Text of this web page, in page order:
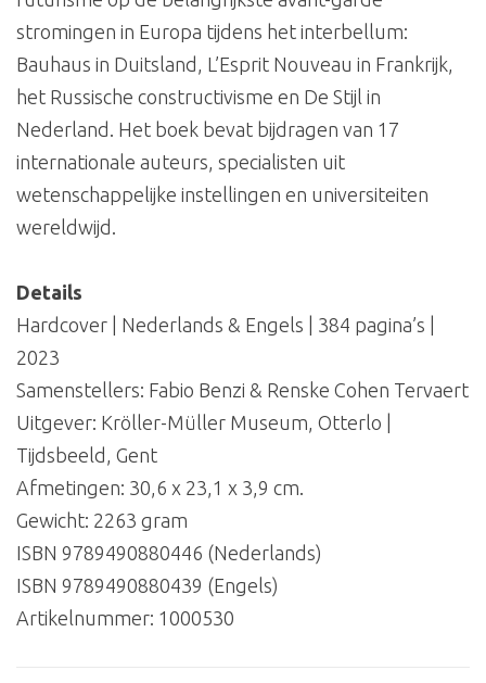
stromingen in Europa tijdens het interbellum:
Bauhaus in Duitsland, L’Esprit Nouveau in Frankrijk,
het Russische constructivisme en De Stijl in
Nederland. Het boek bevat bijdragen van 17
internationale auteurs, specialisten uit
wetenschappelijke instellingen en universiteiten
wereldwijd.
Details
Hardcover | Nederlands & Engels | 384 pagina’s |
2023
Samenstellers: Fabio Benzi & Renske Cohen Tervaert
Uitgever: Kröller-Müller Museum, Otterlo |
Tijdsbeeld, Gent
Afmetingen: 30,6 x 23,1 x 3,9 cm.
Gewicht: 2263 gram
ISBN 9789490880446 (Nederlands)
ISBN 9789490880439 (Engels)
Artikelnummer: 1000530